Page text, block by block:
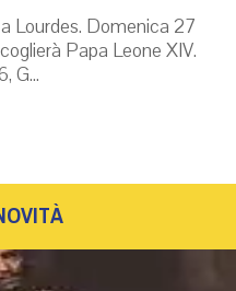
Lourdes. Domenica 27
Papa Leone XIV.
G...